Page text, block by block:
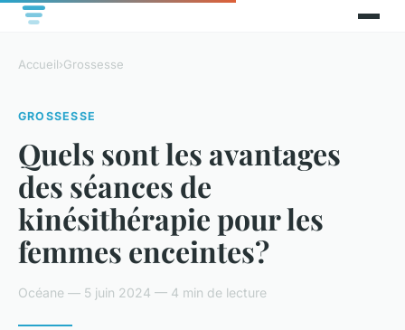
Accueil›Grossesse
GROSSESSE
Quels sont les avantages
des séances de
kinésithérapie pour les
femmes enceintes?
Océane — 5 juin 2024 — 4 min de lecture